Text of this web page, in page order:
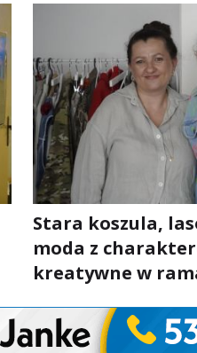
Stara koszula,
moda z
kreatywne w